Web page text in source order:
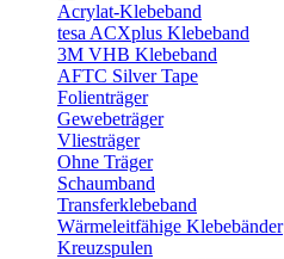
Acrylat-Klebeband
tesa ACXplus Klebeband
3M VHB Klebeband
AFTC Silver Tape
Folienträger
Gewebeträger
Vliesträger
Ohne Träger
Schaumband
Transferklebeband
Wärmeleitfähige Klebebänder
Kreuzspulen